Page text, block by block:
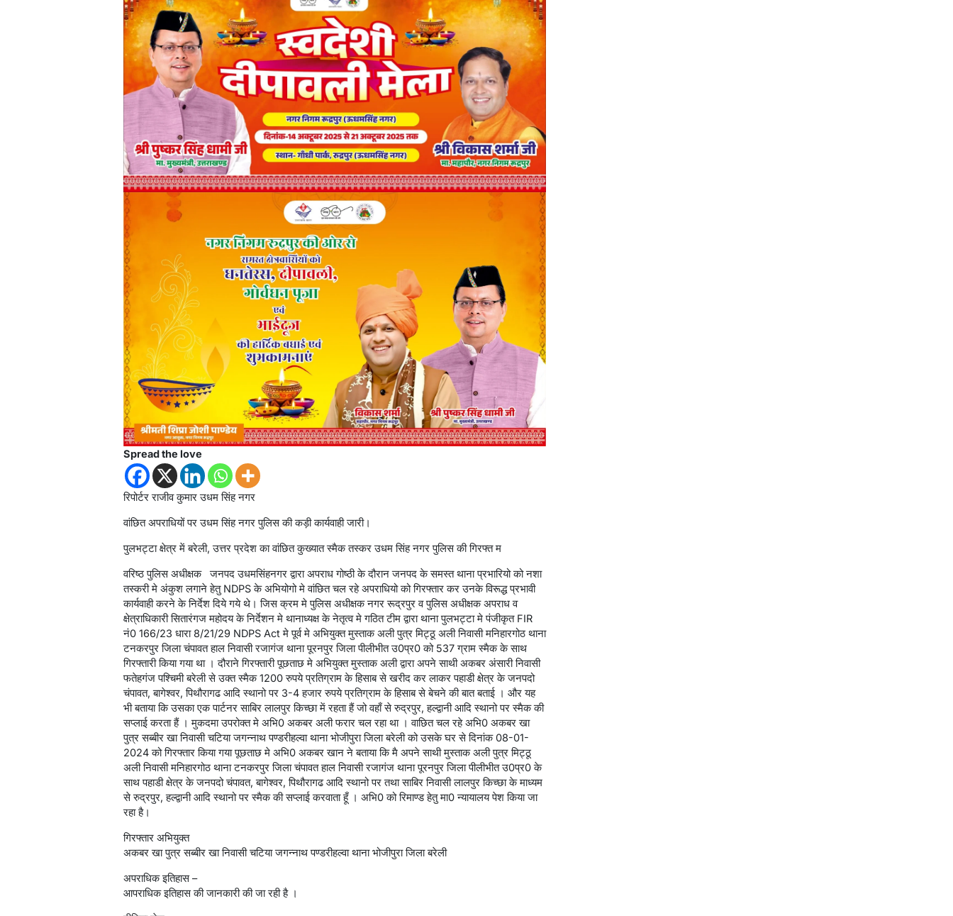
Spread the love
रिपोर्टर राजीव कुमार उधम सिंह नगर
वांछित अपराधियों पर उधम सिंह नगर पुलिस की कड़ी कार्यवाही जारी।
पुलभट्टा क्षेत्र में बरेली, उत्तर प्रदेश का वांछित कुख्यात स्मैक तस्कर उधम सिंह नगर पुलिस की गिरफ्त म
वरिष्ठ पुलिस अधीक्षक जनपद उधमसिंहनगर द्वारा अपराध गोष्ठी के दौरान जनपद के समस्त थाना प्रभारियो को नशा
तस्करी मे अंकुश लगाने हेतु NDPS के अभियोगो मे वांछित चल रहे अपराधियो को गिरफ्तार कर उनके विरूद्ध प्रभावी
कार्यवाही करने के निर्देश दिये गये थे। जिस क्रम मे पुलिस अधीक्षक नगर रूद्रपुर व पुलिस अधीक्षक अपराध व
क्षेत्राधिकारी सितारंगज महोदय के निर्देशन मे थानाध्यक्ष के नेतृत्व मे गठित टीम द्वारा थाना पुलभट्टा मे पंजीकृत FIR
नं0 166/23 धारा 8/21/29 NDPS Act मे पूर्व मे अभियुक्त मुस्ताक अली पुत्र मिट्ठू अली निवासी मनिहारगोठ थाना
टनकरपुर जिला चंपावत हाल निवासी रजागंज थाना पूरनपुर जिला पीलीभीत उ0प्र0 को 537 ग्राम स्मैक के साथ
गिरफ्तारी किया गया था । दौराने गिरफ्तारी पूछताछ मे अभियुक्त मुस्ताक अली द्वारा अपने साथी अकबर अंसारी निवासी
फतेहगंज पश्चिमी बरेली से उक्त स्मैक 1200 रुपये प्रतिग्राम के हिसाब से खरीद कर लाकर पहाडी क्षेत्र के जनपदो
चंपावत, बागेश्वर, पिथौरागढ आदि स्थानो पर 3-4 हजार रुपये प्रतिग्राम के हिसाब से बेचने की बात बताई । और यह
भी बताया कि उसका एक पार्टनर साबिर लालपुर किच्छा में रहता हैं जो वहाँ से रुद्रपुर, हल्द्वानी आदि स्थानो पर स्मैक की
सप्लाई करता हैं । मुकदमा उपरोक्त मे अभि0 अकबर अली फरार चल रहा था । वाछित चल रहे अभि0 अकबर खा
पुत्र सब्बीर खा निवासी चटिया जगन्नाथ पण्डरीहल्वा थाना भोजीपुरा जिला बरेली को उसके घर से दिनांक 08-01-
2024 को गिरफ्तार किया गया पूछताछ मे अभि0 अकबर खान ने बताया कि मै अपने साथी मुस्ताक अली पुत्र मिट्ठू
अली निवासी मनिहारगोठ थाना टनकरपुर जिला चंपावत हाल निवासी रजागंज थाना पूरनपुर जिला पीलीभीत उ0प्र0 के
साथ पहाडी क्षेत्र के जनपदो चंपावत, बागेश्वर, पिथौरागढ आदि स्थानो पर तथा साबिर निवासी लालपुर किच्छा के माध्यम
से रुद्रपुर, हल्द्वानी आदि स्थानो पर स्मैक की सप्लाई करवाता हूँ । अभि0 को रिमाण्ड हेतु मा0 न्यायालय पेश किया जा
रहा है।
गिरफ्तार अभियुक्त
अकबर खा पुत्र सब्बीर खा निवासी चटिया जगन्नाथ पण्डरीहल्वा थाना भोजीपुरा जिला बरेली
अपराधिक इतिहास –
आपराधिक इतिहास की जानकारी की जा रही है ।